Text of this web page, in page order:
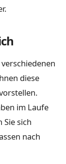
diese
im Laufe
sich
nach